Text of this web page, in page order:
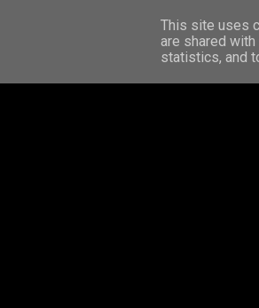
KONTAKT
This site uses
are shared
statistics, and